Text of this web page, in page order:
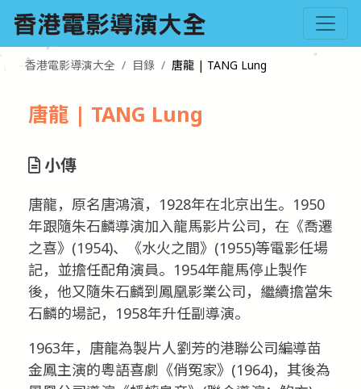
香港電影導演大全 目錄 唐龍 | TANG Lung
唐龍 | TANG Lung
小傳
唐龍，原名唐鴻濱，1928年在北京出生。1950
年跟隨朱石麟導演加入龍馬影片公司，在《喬遷
之喜》(1954)、《水火之間》(1955)等電影任場
記，並擔任配角演員。1954年龍馬停止製作
後，他又隨朱石麟到鳳凰影業公司，繼續擔當朱
石麟的場記，1958年升任副導演。
1963年，唐龍為製片人劉芳的港聯公司編導苗
金鳳主演的粵語喜劇《俏冤家》(1964)，其後為